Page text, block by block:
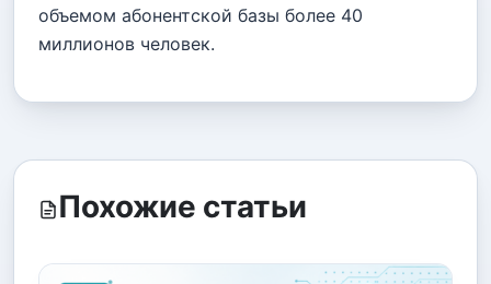
объемом абонентской базы более 40
миллионов человек.
Похожие статьи